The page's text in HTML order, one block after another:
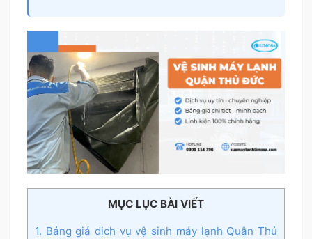
MỤC LỤC BÀI VIẾT
1. Bảng giá dịch vụ vệ sinh máy lạnh Quận Thủ